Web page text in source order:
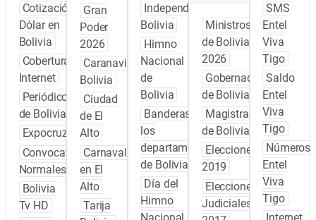
Cotización
Dólar en
Bolivia
Cobertura
Internet
Periódicos
de Bolivia
Expocruz
Convocatoria
Normales
Bolivia
Tv HD
Gran
Poder
2026
Caranavi
Bolivia
Ciudad
de El
Alto
Carnaval
en El
Alto
Tarija
Independencia
Bolivia
Himno
Nacional
de
Bolivia
Banderas de
los
departamentos
de Bolivia
Día del
Himno
Ministros
de Bolivia
2026
Gobernadores
de Bolivia
Magistrados
de Bolivia
Elecciones
2019
Elecciones
Judiciales
SMS
Entel
Viva
Tigo
Saldo
Entel
Viva
Tigo
Números
Entel
Viva
Tigo